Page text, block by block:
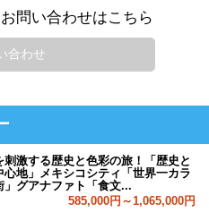
問い合わせはこちら
合わせ
激する歴史と色彩の旅！「歴史と
心地」メキシコシティ「世界一カラ
」グアナファト「食文...
585,000円～1,065,000円